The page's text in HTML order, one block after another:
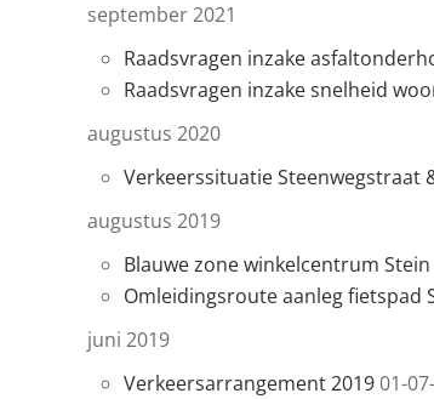
september 2021
Raadsvragen inzake
Raadsvragen inzake snelheid
augustus 2020
Verkeerssituatie Steenwegstraat
augustus 2019
Blauwe zone winkelcentrum Stein
Omleidingsroute aanleg fietspad
juni 2019
Verkeersarrangement 201901-